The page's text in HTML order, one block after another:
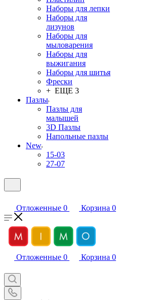
Наборы для лепки
Наборы для
лизунов
Наборы для
мыловарения
Наборы для
выжигания
Наборы для шитья
Фрески
+ ЕЩЕ 3
Пазлы
Пазлы для
малышей
3D Пазлы
Напольные пазлы
New
15-03
27-07
Отложенные 0 Корзина 0
Отложенные 0 Корзина 0